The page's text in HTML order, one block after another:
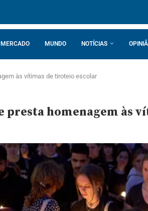
MERCADO MUNDO NOTÍCIAS
às vítimas de tiroteio escolar
presta homenagem às